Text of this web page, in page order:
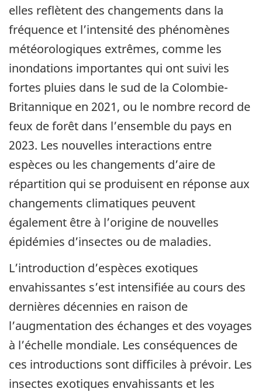
elles reflètent des changements dans la
fréquence et l’intensité des phénomènes
météorologiques extrêmes, comme les
inondations importantes qui ont suivi les
fortes pluies dans le sud de la Colombie-
Britannique en 2021, ou le nombre record de
feux de forêt dans l’ensemble du pays en
2023. Les nouvelles interactions entre
espèces ou les changements d’aire de
répartition qui se produisent en réponse aux
changements climatiques peuvent
également être à l’origine de nouvelles
épidémies d’insectes ou de maladies.
L’introduction d’espèces exotiques
envahissantes s’est intensifiée au cours des
dernières décennies en raison de
l’augmentation des échanges et des voyages
à l’échelle mondiale. Les conséquences de
ces introductions sont difficiles à prévoir. Les
insectes exotiques envahissants et les